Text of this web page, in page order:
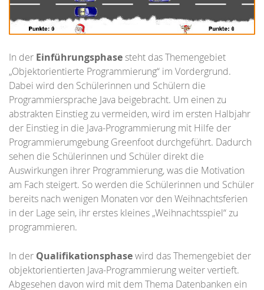
In der Einführungsphasesteht das Themengebiet
„Objektorientierte Programmierung“ im Vordergrund.
Dabei wird den Schülerinnen und Schülern die
Programmiersprache Java beigebracht. Um einen zu
abstrakten Einstieg zu vermeiden, wird im ersten Halbjahr
der Einstieg in die Java-Programmierung mit Hilfe der
Programmierumgebung Greenfoot durchgeführt. Dadurch
sehen die Schülerinnen und Schüler direkt die
Auswirkungen ihrer Programmierung, was die Motivation
am Fach steigert. So werden die Schülerinnen und Schüler
bereits nach wenigen Monaten vor den Weihnachtsferien
in der Lage sein, ihr erstes kleines „Weihnachtsspiel“ zu
programmieren.
In der Qualifikationsphasewird das Themengebiet der
objektorientierten Java-Programmierung weiter vertieft.
Abgesehen davon wird mit dem Thema Datenbanken ein